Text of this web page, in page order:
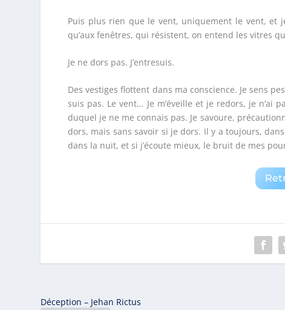
Puis plus rien que le vent, uniquement le vent, et
qu’aux fenêtres, qui résistent, on entend les vitres
Je ne dors pas. J’entresuis.
Des vestiges flottent dans ma conscience. Je sens
suis pas. Le vent… Je m’éveille et je redors, je n’ai
duquel je ne me connais pas. Je savoure,
dors, mais sans savoir si je dors. Il y a toujours,
dans la nuit, et si j’écoute mieux, le bruit de mes
Déception – Jehan Rictus